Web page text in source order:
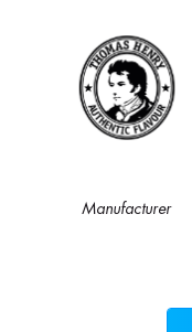
Manufacturer